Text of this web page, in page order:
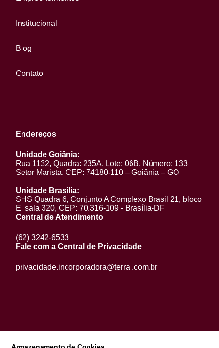
Institucional
Blog
Contato
Endereços
Unidade Goiânia:
Rua 1132, Quadra: 235A, Lote: 06B, Número: 133
Setor Marista. CEP: 74180-110 – Goiânia – GO
Unidade Brasília:
SHS Quadra 6, Conjunto A Complexo Brasil 21, bloco
E, sala 320, CEP: 70.316-109 - Brasília-DF
Central de Atendimento
(62) 3242-6533
Fale com a Central de Privacidade
privacidade.incorporadora@terral.com.br